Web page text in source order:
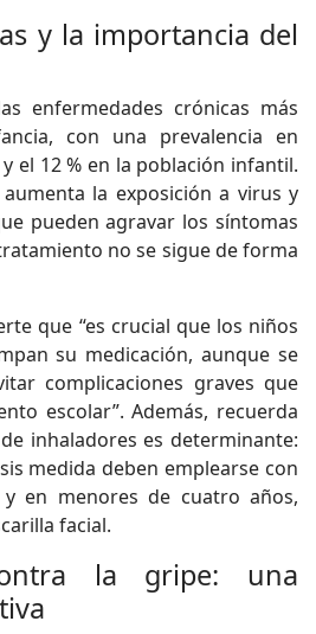
y la importancia del
enfermedades crónicas más
con una prevalencia en
el 12 % en la población infantil.
la exposición a virus y
pueden agravar los síntomas
no se sigue de forma
que “es crucial que los niños
su medicación, aunque se
complicaciones graves que
escolar”. Además, recuerda
inhaladores es determinante:
medida deben emplearse con
y en menores de cuatro años,
facial.
la gripe: una